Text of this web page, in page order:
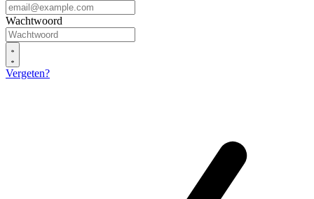
Wachtwoord
Vergeten?